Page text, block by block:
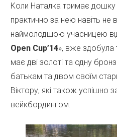
Коли Наталка тримає дошку
практично за нею навіть не
наймолодшою учасницею
Open Cup’14», вже здобула
має дві золоті та одну
батькам та двом своїм
Віктору, які також успішно
вейкбордингом.